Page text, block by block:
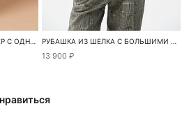
АСИММЕТРИЧНЫЙ ДЖЕМПЕР С ОДНИМ РУКАВОМ РУБАШКА ИЗ ШЕЛКА С БОЛЬШИМИ ПЛЕЧАМИ
13 900 ₽